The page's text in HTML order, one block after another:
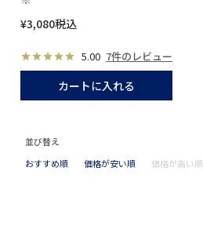
¥3,080税込
5.00 7件のレビュー
カートに入れる
並び替え
おすすめ順
価格が安い順 価格が高い順